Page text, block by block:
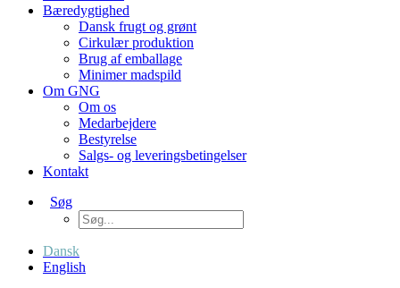
Bæredygtighed
Dansk frugt og grønt
Cirkulær produktion
Brug af emballage
Minimer madspild
Om GNG
Om os
Medarbejdere
Bestyrelse
Salgs- og leveringsbetingelser
Kontakt
Søg
Dansk
English